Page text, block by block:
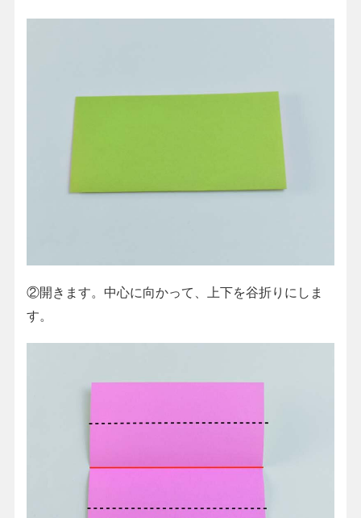
②開きます。中心に向かって、上下を谷折りにしま
す。